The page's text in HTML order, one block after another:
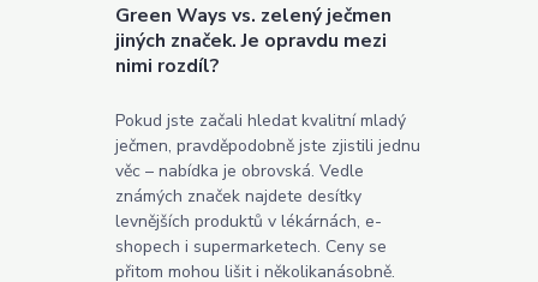
Green Ways vs. zelený ječmen
jiných značek. Je opravdu mezi
nimi rozdíl?
Pokud jste začali hledat kvalitní mladý
ječmen, pravděpodobně jste zjistili jednu
věc – nabídka je obrovská. Vedle
známých značek najdete desítky
levnějších produktů v lékárnách, e-
shopech i supermarketech. Ceny se
přitom mohou lišit i několikanásobně.